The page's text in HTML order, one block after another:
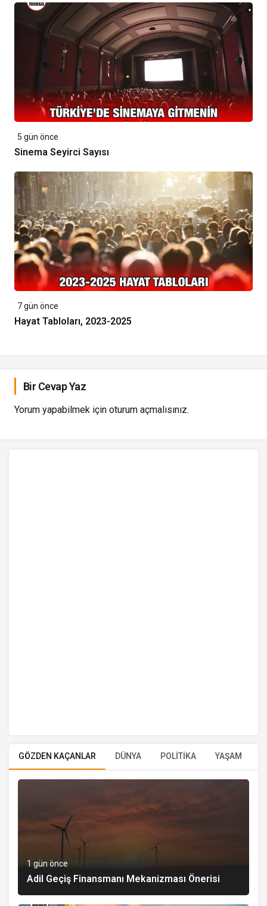
5 gün önce
Sinema Seyirci Sayısı
7 gün önce
Hayat Tabloları, 2023-2025
Bir Cevap Yaz
Yorum yapabilmek için oturum açmalısınız.
GÖZDEN KAÇANLAR DÜNYA POLİTİKA YAŞAM
1 gün önce
Adil Geçiş Finansmanı Mekanizması Önerisi